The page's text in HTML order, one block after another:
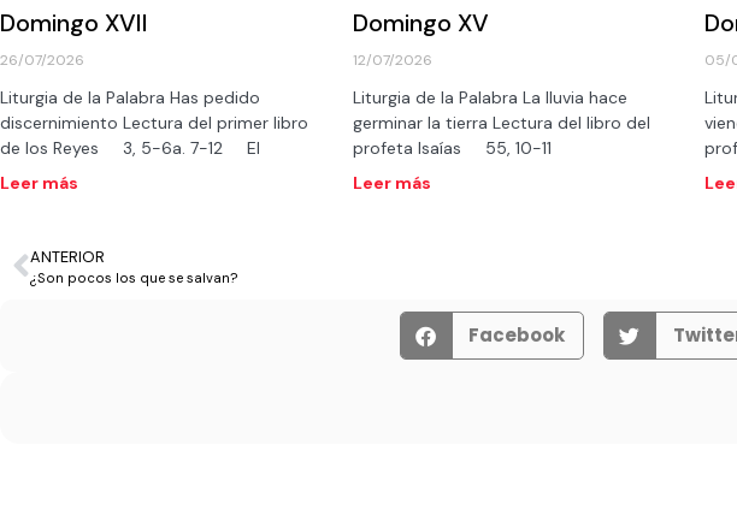
Domingo XVII
26/07/2026
Liturgia de la Palabra Has pedido
discernimiento Lectura del primer libro
de los Reyes 3, 5-6a. 7-12 El
Leer más
Domingo XV
12/07/2026
Liturgia de la Palabra La lluvia hace
germinar la tierra Lectura del libro del
profeta Isaías 55, 10-11
Leer más
05/
ANTERIOR
¿Son pocos los que se salvan?
Facebook